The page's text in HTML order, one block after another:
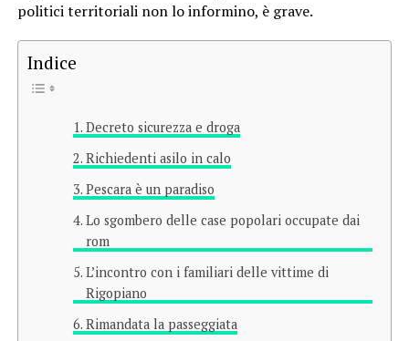
politici territoriali non lo informino, è grave.
Indice
Decreto sicurezza e droga
Richiedenti asilo in calo
Pescara è un paradiso
Lo sgombero delle case popolari occupate dai
rom
L’incontro con i familiari delle vittime di
Rigopiano
Rimandata la passeggiata